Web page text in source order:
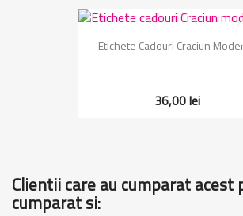
Etichete Cadouri Craciun
36,00 lei
Clientii care au cumparat acest
cumparat si: